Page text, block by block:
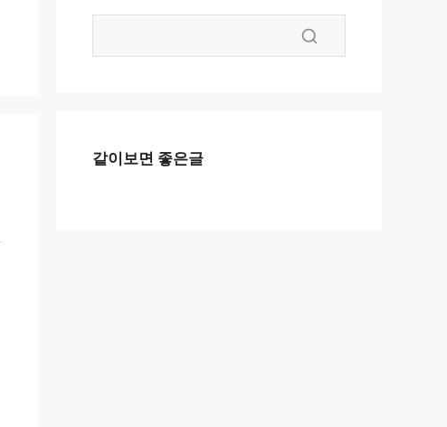
같이보면 좋은글